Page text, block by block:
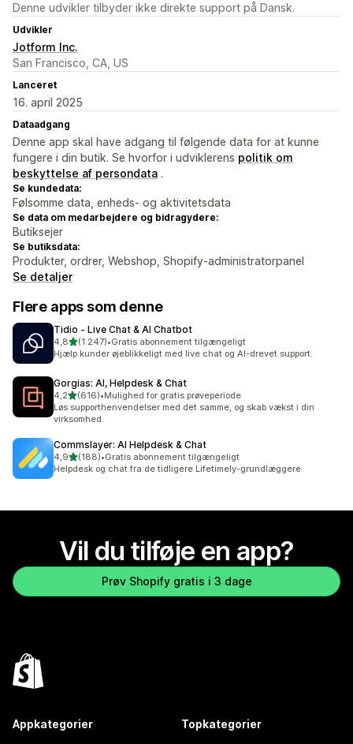
Denne udvikler tilbyder ikke direkte support på Dansk.
Udvikler
Jotform Inc.
San Francisco, CA, US
Lanceret
16. april 2025
Dataadgang
Denne app skal have adgang til følgende data for at kunne
fungere i din butik. Se hvorfor i udviklerens politik om
beskyttelse af persondata .
Se kundedata:
Følsomme data, enheds- og aktivitetsdata
Se data om medarbejdere og bidragydere:
Butiksejer
Se butiksdata:
Produkter, ordrer, Webshop, Shopify-administratorpanel
Se detaljer
Flere apps som denne
Tidio ‑ Live Chat & AI Chatbot
4,8ud af 5 stjerner
(1.247)
1247 anmeldelser i alt
•Gratis abonnement tilgængeligt
Hjælp kunder øjeblikkeligt med live chat og AI-drevet support.
Gorgias: AI, Helpdesk & Chat
4,2ud af 5 stjerner
(616)
616 anmeldelser i alt
•Mulighed for gratis prøveperiode
Løs supporthenvendelser med det samme, og skab vækst i din
virksomhed.
Commslayer: AI Helpdesk & Chat
4,9ud af 5 stjerner
(188)
188 anmeldelser i alt
•Gratis abonnement tilgængeligt
Helpdesk og chat fra de tidligere Lifetimely-grundlæggere
Vil du tilføje en app?
Prøv Shopify gratis i 3 dage
Appkategorier Topkategorier